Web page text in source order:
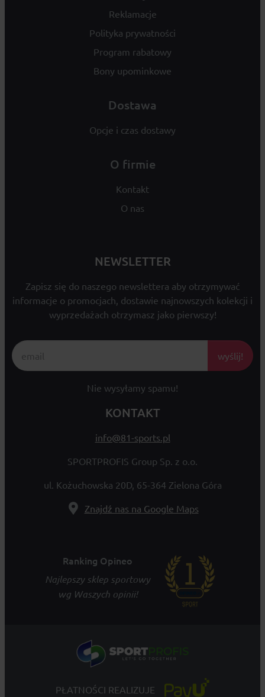
Reklamacje
Polityka prywatności
Program rabatowy
Bony upominkowe
Dostawa
Opcje i czas dostawy
O firmie
Kontakt
O nas
NEWSLETTER
Zapisz się do naszego newslettera aby otrzymywać
informacje o promocjach, dostawie najnowszych kolekcji i
wyprzedażach otrzymasz jako pierwszy!
wyślij!
Nie wysyłamy spamu!
KONTAKT
info@81-sports.pl
SPORTPROFIS Group Sp. z o.o.
ul. Kożuchowska 20D, 65-364 Zielona Góra
Znajdź nas na Google Maps
Ranking Opineo
Najlepszy sklep sportowy
wg Waszych opinii!
PŁATNOŚCI REALIZUJE